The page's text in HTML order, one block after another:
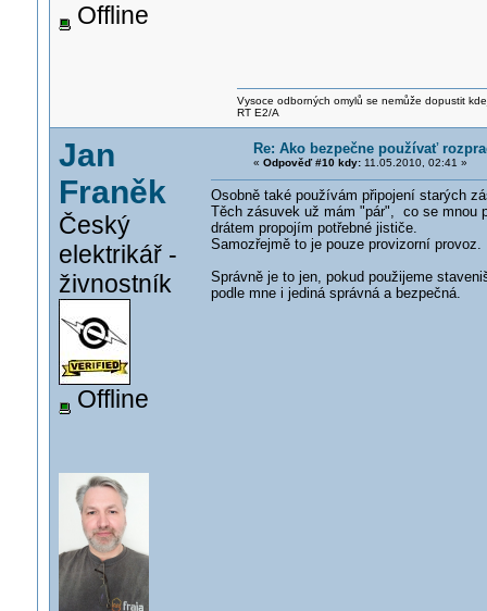
Offline
Vysoce odborných omylů se nemůže dopustit
RT E2/A
Jan
Franěk
Český
elektrikář -
živnostník
Offline
Re: Ako bezpečne používať
« Odpověď #10 kdy:11.05.2010, 02:41 »
Osobně také používám připojení starých
Těch zásuvek už mám "pár", co se mnou
drátem propojím potřebné jističe.
Samozřejmě to je pouze provizorní provoz.
Správně je to jen, pokud použijeme
podle mne i jediná správná a bezpečná.